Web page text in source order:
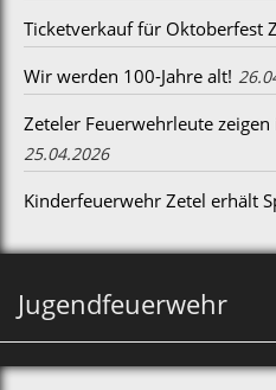
Ticketverkauf für Oktoberfest
Wir werden 100-Jahre alt!
Zeteler Feuerwehrleute
25.04.2026
Kinderfeuerwehr Zetel erhält
Jugendfeuerwehr